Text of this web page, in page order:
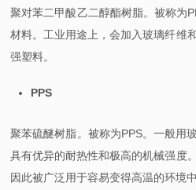
聚对苯二甲酸乙二醇酯树脂。被称为
材料。工业用途上，会加入玻璃纤维
强塑料。
PPS
聚苯硫醚树脂。被称为PPS。一般用
具有优异的耐热性和极高的机械强度
因此被广泛用于容易变得高温的环境中